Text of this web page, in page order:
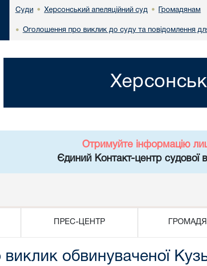
Суди • Херсонський апеляційний суд • Громадянам
• Оголошення про виклик до суду та повідомлення
Отримуйте інформацію
Єдиний Контакт-центр судової
ПРЕС-ЦЕНТР
виклик обвинуваченої